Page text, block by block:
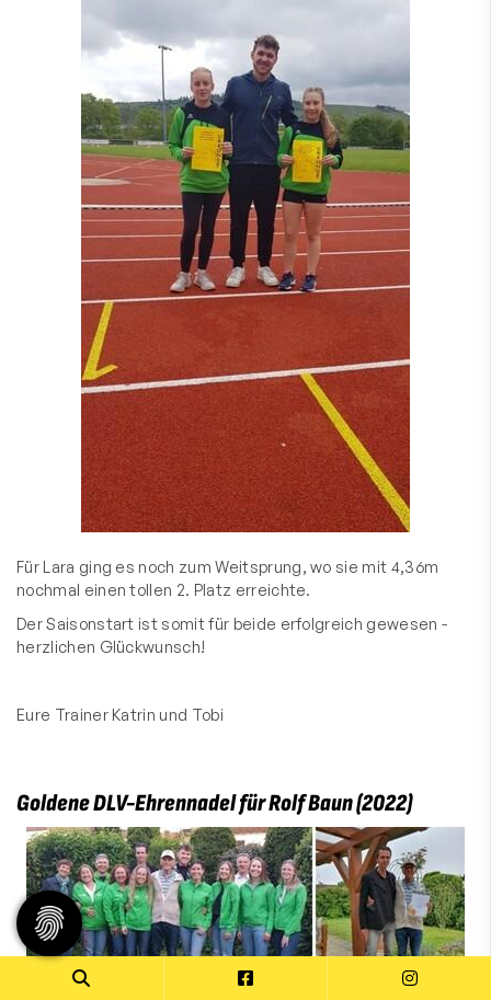
Für Lara ging es noch zum Weitsprung, wo sie mit 4,36m
nochmal einen tollen 2. Platz erreichte.
Der Saisonstart ist somit für beide erfolgreich gewesen -
herzlichen Glückwunsch!
Eure Trainer Katrin und Tobi
Goldene DLV-Ehrennadel für Rolf Baun (2022)